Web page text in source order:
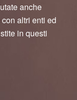
anche
altri enti ed
in questi